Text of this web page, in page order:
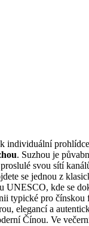
individuální
. Suzhou je
svou sítí
se jednou z
UNESCO, kde se
typické pro
elegancí a
Čínou. Ve